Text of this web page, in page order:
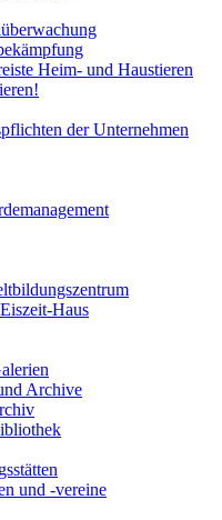
Heim- und Haustieren
der Unternehmen
Eiszeit-Haus
Archive
und -vereine